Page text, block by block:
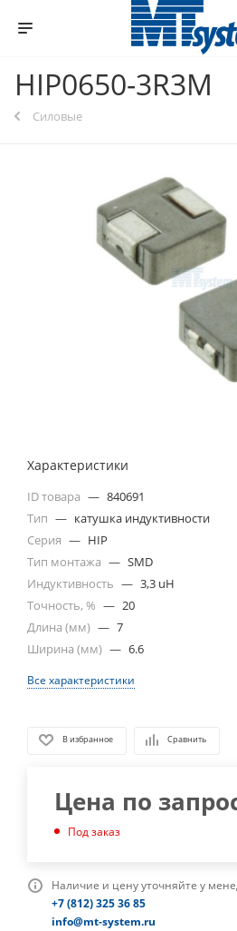
HIP0650-3R3M
Силовые
Характеристики
ID товара — 840691
Тип — катушка индуктивности
Серия — HIP
Тип монтажа — SMD
Индуктивность — 3,3 uH
Точность, % — 20
Длина (мм) — 7
Ширина (мм) — 6.6
Все характеристики
В избранное Сравнить
Цена по
Под заказ
Наличие и цену уточняйте у
+7 (812) 325 36 85
info@mt-system.ru